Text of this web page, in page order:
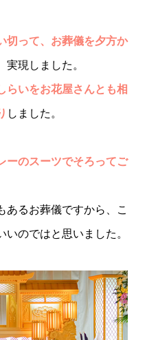
切って、 お葬儀を夕方か
実現しました。
らいをお花屋さんとも相
しました。
ーのスーツでそろってご
あるお葬儀ですから、こ
のではと思いました。